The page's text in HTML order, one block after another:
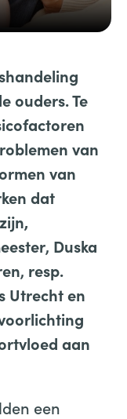
ouders. Te
van
van
dat
, Duska
, resp.
Utrecht en
aan
een